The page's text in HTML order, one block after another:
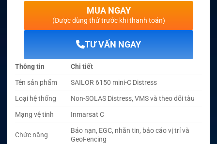
MUA NGAY
(Được dùng thử trước khi thanh toán)
TƯ VẤN NGAY
Thông tin
Chi tiết
Tên sản phẩm
SAILOR 6150 mini-C Distress
Loại hệ thống
Non-SOLAS Distress, VMS và theo dõi tàu
Mạng vệ tinh
Inmarsat C
Chức năng
Báo nạn, EGC, nhắn tin, báo cáo vị trí và
GeoFencing